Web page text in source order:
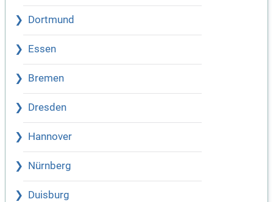
Dortmund
Essen
Bremen
Dresden
Hannover
Nürnberg
Duisburg